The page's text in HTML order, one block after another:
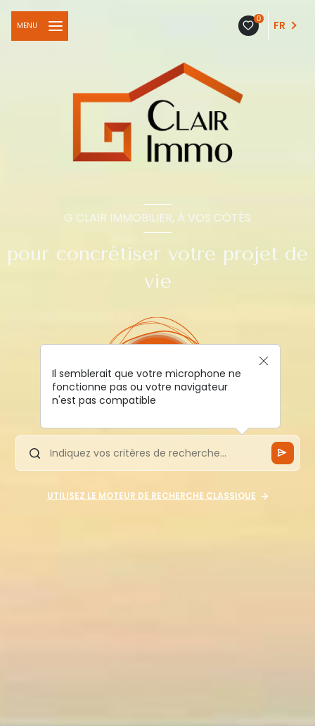
0
FR
MENU
G CLAIR IMMOBILIER, À VOS CÔTÉS
pour concrétiser votre projet de
vie
Il semblerait que votre microphone ne
fonctionne pas ou votre navigateur
n'est pas compatible
UTILISEZ LE MOTEUR DE RECHERCHE CLASSIQUE